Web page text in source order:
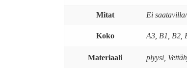
Mitat Ei
Koko A3, B1, B2,
Materiaali plyysi,